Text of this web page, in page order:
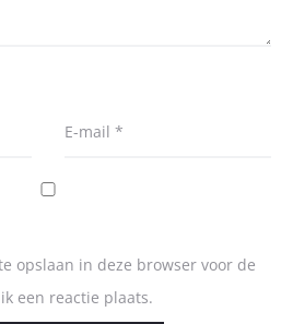
E-mail *
opslaan in deze browser voor de
een reactie plaats.